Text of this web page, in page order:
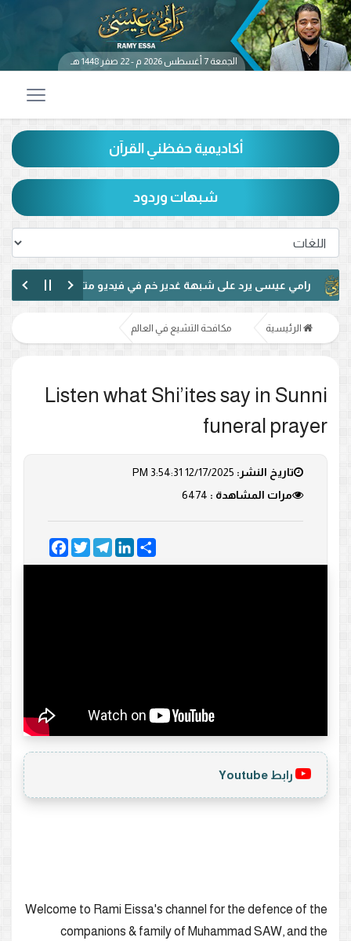
الجمعة 7 أغسطس 2026 م - 22 صفر 1448 هـ
أكاديمية حفظني القرآن
شبهات وردود
رامي عيسى يرد على شبهة غدير خم في فيديو متداول.. ماذا قال عن
الرئيسية مكافحة التشيع في العالم
Listen what Shi’ites say in Sunni
funeral prayer
تاريخ النشر: 12/17/2025 3:54:31 PM
مرات المشاهدة : 6474
FacebookTwitter
TelegramLinkedInShare
رابط Youtube
Welcome to Rami Eissa's channel for the defence of the
companions & family of Muhammad SAW, and the